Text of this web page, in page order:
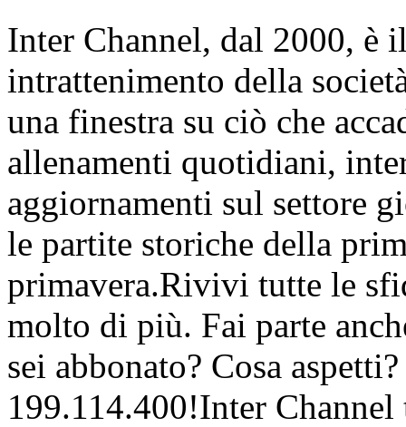
Inter Channel, dal 2000, è
intrattenimento della
una finestra su ciò che
allenamenti quotidiani,
aggiornamenti sul settore
le partite storiche della
primavera.Rivivi tutte le
molto di più. Fai parte
sei abbonato? Cosa
199.114.400!Inter Channel